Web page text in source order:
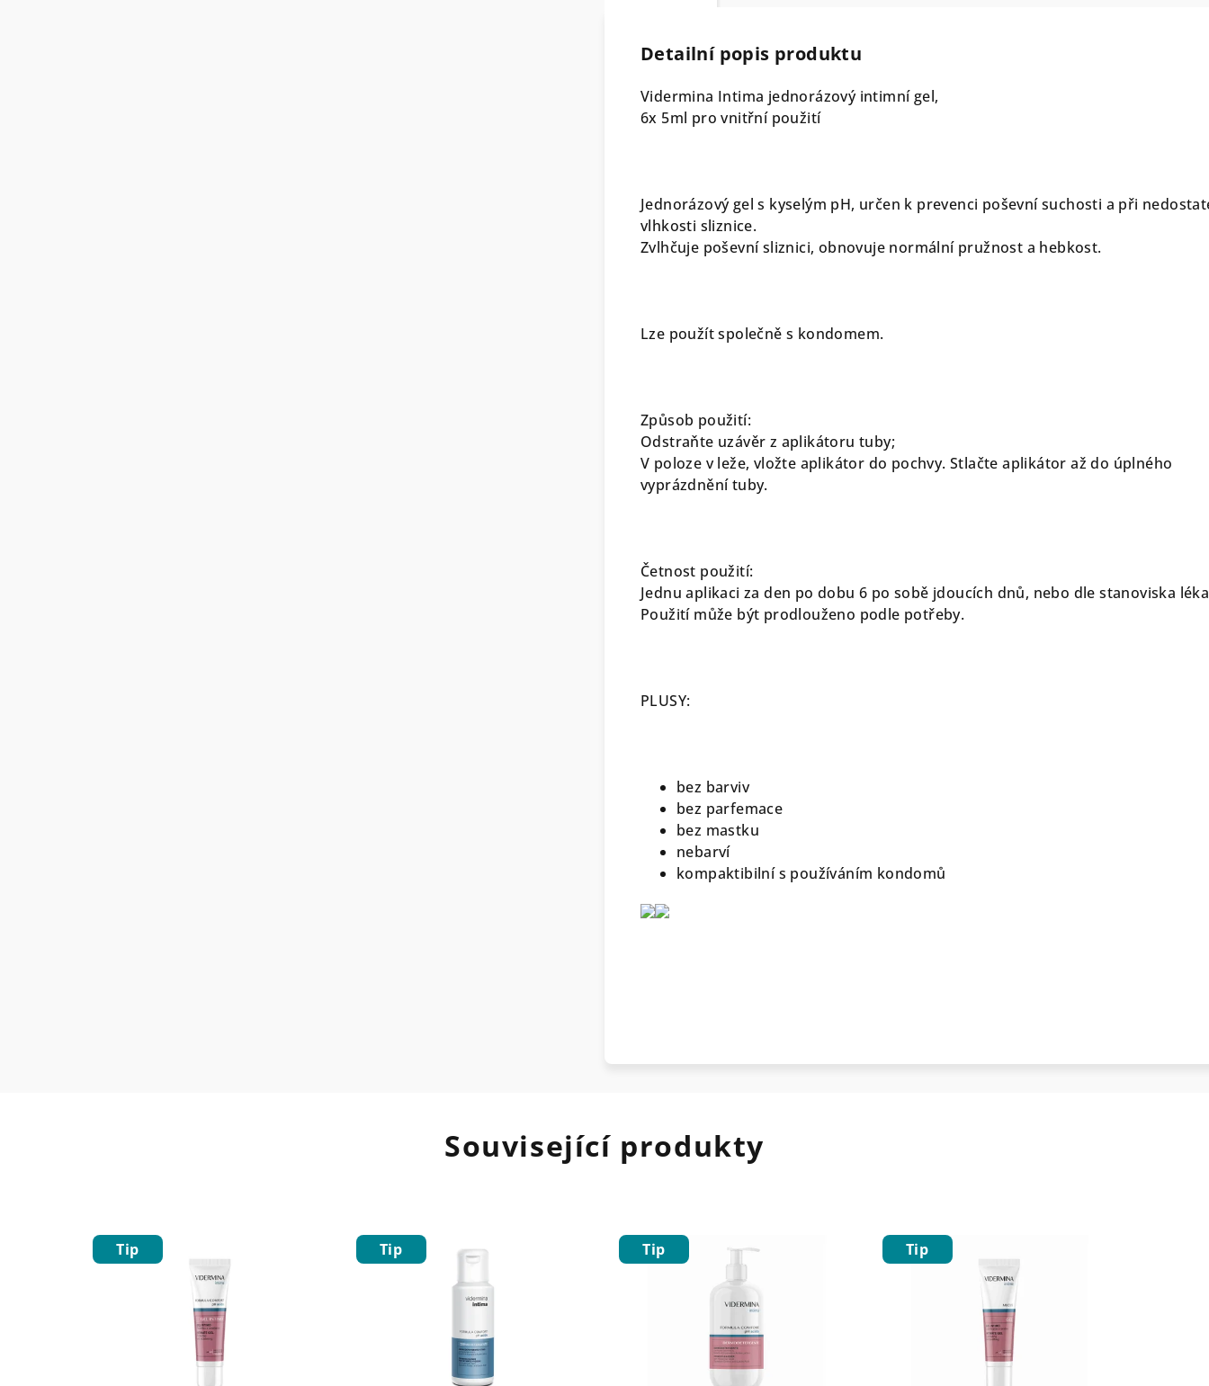
Detailní popis produktu
Vidermina Intima jednorázový intimní gel,
6x 5ml pro vnitřní použití
Jednorázový gel s kyselým pH, určen k prevenci poševní suchosti a při
vlhkosti sliznice.
Zvlhčuje poševní sliznici, obnovuje normální pružnost a hebkost.
Lze použít společně s kondomem.
Způsob použití:
Odstraňte uzávěr z aplikátoru tuby;
V poloze v leže, vložte aplikátor do pochvy. Stlačte aplikátor až do úplného
vyprázdnění tuby.
Četnost použití:
Jednu aplikaci za den po dobu 6 po sobě jdoucích dnů, nebo dle stanoviska
Použití může být prodlouženo podle potřeby.
PLUSY:
bez barviv
bez parfemace
bez mastku
nebarví
kompaktibilní s používáním kondomů
Související produkty
Tip Tip Tip Tip